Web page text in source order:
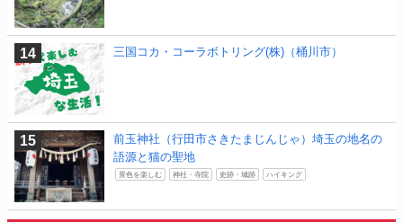
三国コカ・コーラボトリング(株)（桶川市）
前玉神社（行田市さきたまじんじゃ）埼玉の地名の
語源と猫の聖地
景色を楽しむ 神社・寺院 史跡・城跡 ハイキング